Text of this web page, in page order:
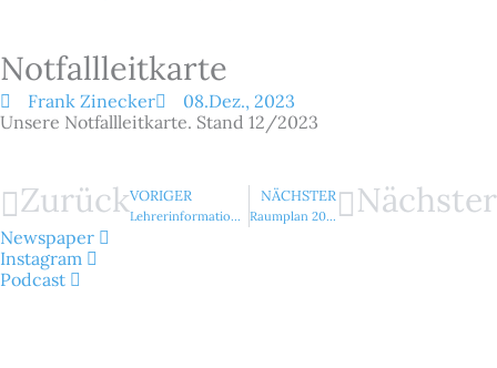
Notfallleitkarte
Frank Zinecker
08.Dez., 2023
Unsere Notfallleitkarte. Stand 12/2023
ZurückVORIGER
Lehrerinformationen Situation Israel
NÄCHSTER
Raumplan 2024-25 Nächster
Newspaper
Instagram
Podcast